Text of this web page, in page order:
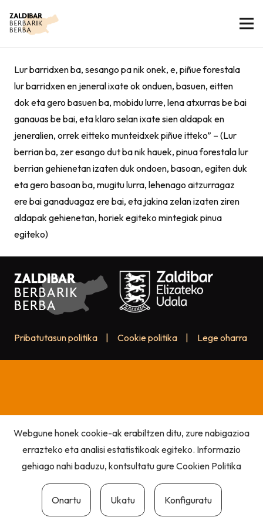
Lur barridxen ba, sesango pa nik onek, e, piñue forestala
lur barridxen en jeneral ixate ok onduen, basuen, eitten
dok eta gero basuen ba, mobidu lurre, lena atxurras be bai
ganauas be bai, eta klaro selan ixate sien aldapak en
jeneralien, orrek eitteko munteidxek piñue itteko” – (Lur
berrian ba, zer esango dut ba nik hauek, pinua forestala lur
berrian gehienetan izaten duk ondoen, basoan, egiten duk
eta gero basoan ba, mugitu lurra, lehenago aitzurragaz
ere bai ganaduagaz ere bai, eta jakina zelan izaten ziren
aldapak gehienetan, horiek egiteko mintegiak pinua
egiteko)
Pribatutasun politika Cookie politika Lege oharra
Webgune honek cookie-ak erabiltzen ditu, zure nabigazioa
errazteko eta analisi estatistikoak egiteko. Informazio
gehiago nahi baduzu, kontsultatu gureCookien Politika
Onartu Ukatu Konfiguratu